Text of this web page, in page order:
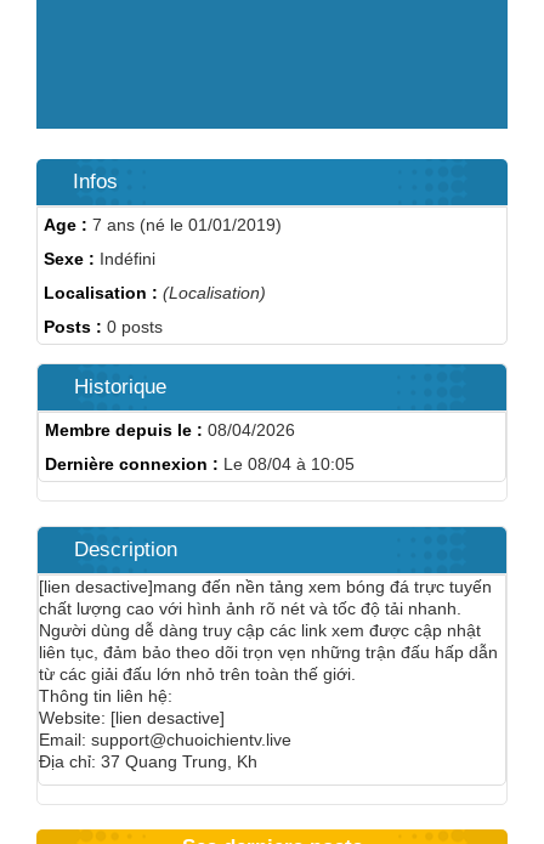
Infos
Age : 7 ans (né le 01/01/2019)
Sexe : Indéfini
Localisation : (Localisation)
Posts : 0 posts
Historique
Membre depuis le : 08/04/2026
Dernière connexion : Le 08/04 à 10:05
Description
[lien desactive]mang đến nền tảng xem bóng đá trực tuyến
chất lượng cao với hình ảnh rõ nét và tốc độ tải nhanh.
Người dùng dễ dàng truy cập các link xem được cập nhật
liên tục, đảm bảo theo dõi trọn vẹn những trận đấu hấp dẫn
từ các giải đấu lớn nhỏ trên toàn thế giới.
Thông tin liên hệ:
Website: [lien desactive]
Email: support@chuoichientv.live
Địa chỉ: 37 Quang Trung, Kh